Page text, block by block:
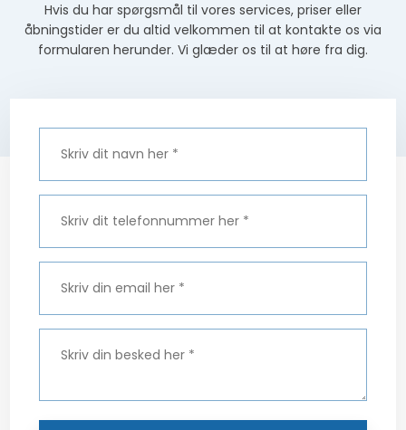
Hvis du har spørgsmål til vores services, priser eller
åbningstider er du altid velkommen til at kontakte os via
formularen herunder. Vi glæder os til at høre fra dig.